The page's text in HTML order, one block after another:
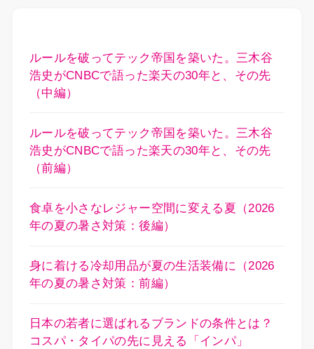
ルールを破ってテック帝国を築いた。三木谷
浩史がCNBCで語った楽天の30年と、その先
（中編）
ルールを破ってテック帝国を築いた。三木谷
浩史がCNBCで語った楽天の30年と、その先
（前編）
食卓を小さなレジャー空間に変える夏（2026
年の夏の暑さ対策：後編）
身に着ける冷却用品が夏の生活装備に（2026
年の夏の暑さ対策：前編）
日本の若者に選ばれるブランドの条件とは？
コスパ・タイパの先に見える「インパ」